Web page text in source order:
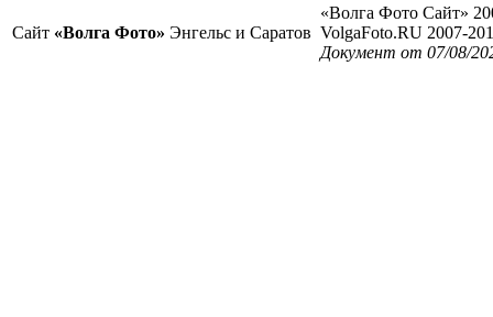
Сайт «Волга Фото» Энгельс и Саратов
«Волга Фото Сайт»
VolgaFoto.RU 2007-
Документ от 07/08/